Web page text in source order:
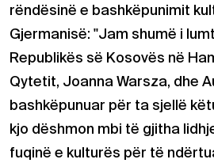
rëndësinë e bashkëpunimit
Gjermanisë: "Jam shumë i
Republikës së Kosovës në
Qytetit, Joanna Warsza, dhe
bashkëpunuar për ta sjellë
kjo dëshmon mbi të gjitha
fuqinë e kulturës për të